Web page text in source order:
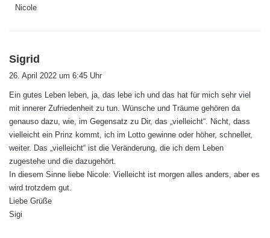
Nicole
Sigrid
a
t
:
26. April 2022 um 6:45 Uhr
Ein gutes Leben leben, ja, das lebe ich und das hat für mich sehr viel
mit innerer Zufriedenheit zu tun. Wünsche und Träume gehören da
genauso dazu, wie, im Gegensatz zu Dir, das „vielleicht“. Nicht, dass
vielleicht ein Prinz kommt, ich im Lotto gewinne oder höher, schneller,
weiter. Das „vielleicht“ ist die Veränderung, die ich dem Leben
zugestehe und die dazugehört.
In diesem Sinne liebe Nicole: Vielleicht ist morgen alles anders, aber es
wird trotzdem gut.
Liebe Grüße
Sigi